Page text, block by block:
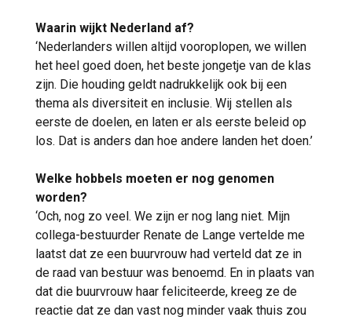
Waarin wijkt Nederland af?
‘Nederlanders willen altijd vooroplopen, we willen
het heel goed doen, het beste jongetje van de klas
zijn. Die houding geldt nadrukkelijk ook bij een
thema als diversiteit en inclusie. Wij stellen als
eerste de doelen, en laten er als eerste beleid op
los. Dat is anders dan hoe andere landen het doen.’
Welke hobbels moeten er nog genomen
worden?
‘Och, nog zo veel. We zijn er nog lang niet. Mijn
collega-bestuurder Renate de Lange vertelde me
laatst dat ze een buurvrouw had verteld dat ze in
de raad van bestuur was benoemd. En in plaats van
dat die buurvrouw haar feliciteerde, kreeg ze de
reactie dat ze dan vast nog minder vaak thuis zou